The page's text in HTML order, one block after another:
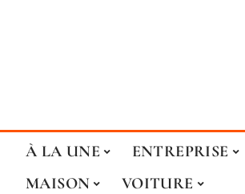
À LA UNE ENTREPRISE
MAISON
VOITURE